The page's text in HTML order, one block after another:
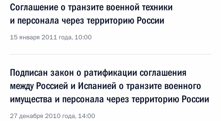
Соглашение о транзите военной техники
и персонала через территорию России
15 января 2011 года, 10:00
Подписан закон о ратификации соглашения
между Россией и Испанией о транзите военного
имущества и персонала через территорию России
27 декабря 2010 года, 14:00